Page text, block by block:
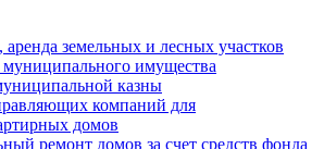
земельных и лесных участков
имущества
казны
компаний для
домов
ремонт домов за счет средств фонда